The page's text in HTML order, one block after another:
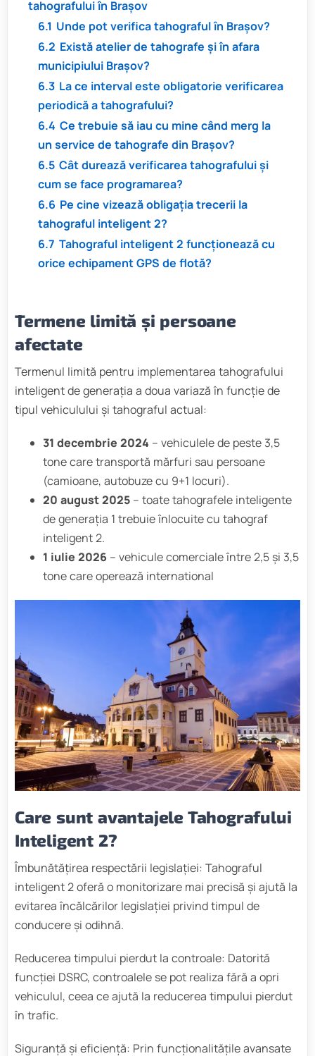
tahografului în Brașov
6.1 Unde pot verifica tahograful în Brașov?
6.2 Există atelier de tahografe și în afara
municipiului Brașov?
6.3 La ce interval este obligatorie verificarea
periodică a tahografului?
6.4 Ce trebuie să iau cu mine când merg la
un service de tahografe din Brașov?
6.5 Cât durează verificarea tahografului și
cum se face programarea?
6.6 Pe cine vizează obligația trecerii la
tahograful inteligent 2?
6.7 Tahograful inteligent 2 funcționează cu
orice echipament GPS de flotă?
Termene limită și persoane
afectate
Termenul limită pentru implementarea tahografului
inteligent de generația a doua variază în funcție de
tipul vehiculului și tahograful actual:
31 decembrie 2024 – vehiculele de peste 3,5
tone care transportă mărfuri sau persoane
(camioane, autobuze cu 9+1 locuri).
20 august 2025 – toate tahografele inteligente
de generația 1 trebuie înlocuite cu tahograf
inteligent 2.
1 iulie 2026 – vehicule comerciale între 2,5 și 3,5
tone care operează international
Care sunt avantajele Tahografului
Inteligent 2?
Îmbunătățirea respectării legislației: Tahograful
inteligent 2 oferă o monitorizare mai precisă și ajută la
evitarea încălcărilor legislației privind timpul de
conducere și odihnă.
Reducerea timpului pierdut la controale: Datorită
funcției DSRC, controalele se pot realiza fără a opri
vehiculul, ceea ce ajută la reducerea timpului pierdut
în trafic.
Siguranță și eficiență: Prin funcționalitățile avansate